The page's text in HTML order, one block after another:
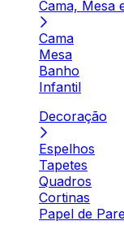
Cama, Mesa
Cama
Mesa
Banho
Infantil
Decoração
Espelhos
Tapetes
Quadros
Cortinas
Papel de